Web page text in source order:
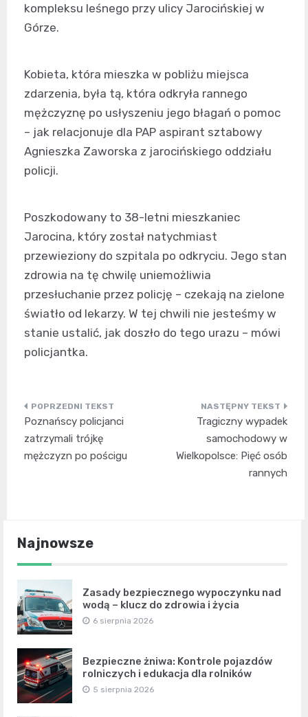
kompleksu leśnego przy ulicy Jarocińskiej w
Górze.
Kobieta, która mieszka w pobliżu miejsca
zdarzenia, była tą, która odkryła rannego
mężczyznę po usłyszeniu jego błagań o pomoc
– jak relacjonuje dla PAP aspirant sztabowy
Agnieszka Zaworska z jarocińskiego oddziału
policji.
Poszkodowany to 38-letni mieszkaniec
Jarocina, który został natychmiast
przewieziony do szpitala po odkryciu. Jego stan
zdrowia na tę chwilę uniemożliwia
przesłuchanie przez policję – czekają na zielone
światło od lekarzy. W tej chwili nie jesteśmy w
stanie ustalić, jak doszło do tego urazu – mówi
policjantka.
Nawigacja
wpisu
Poznańscy policjanci
zatrzymali trójkę
mężczyzn po pościgu
Tragiczny wypadek
samochodowy w
Wielkopolsce: Pięć osób
rannych
Najnowsze
Zasady bezpiecznego wypoczynku nad
wodą – klucz do zdrowia i życia
6 sierpnia 2026
Bezpieczne żniwa: Kontrole pojazdów
rolniczych i edukacja dla rolników
5 sierpnia 2026